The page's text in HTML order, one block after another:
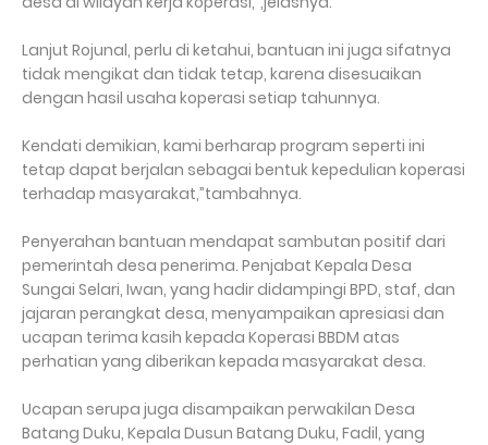
Lanjut Rojunal, perlu di ketahui, bantuan ini juga sifatnya
tidak mengikat dan tidak tetap, karena disesuaikan
dengan hasil usaha koperasi setiap tahunnya.
Kendati demikian, kami berharap program seperti ini
tetap dapat berjalan sebagai bentuk kepedulian koperasi
terhadap masyarakat,”tambahnya.
Penyerahan bantuan mendapat sambutan positif dari
pemerintah desa penerima. Penjabat Kepala Desa
Sungai Selari, Iwan, yang hadir didampingi BPD, staf, dan
jajaran perangkat desa, menyampaikan apresiasi dan
ucapan terima kasih kepada Koperasi BBDM atas
perhatian yang diberikan kepada masyarakat desa.
Ucapan serupa juga disampaikan perwakilan Desa
Batang Duku, Kepala Dusun Batang Duku, Fadil, yang